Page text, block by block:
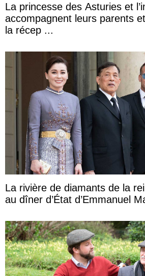
La princesse des Asturies et
accompagnent leurs parents
la récep ...
La rivière de diamants de la
au dîner d’État d’Emmanuel